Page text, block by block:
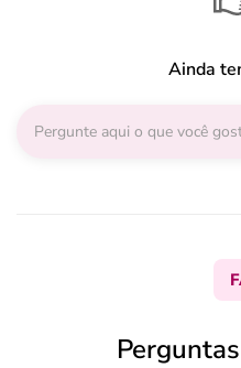
Ainda